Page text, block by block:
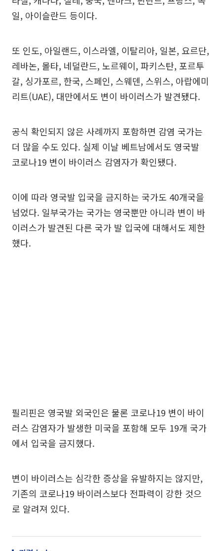
일, 아이슬란드 등이다.
또 인도, 아일랜드, 이스라엘, 이탈리아, 일본, 요르단,
레바논, 몰타, 네덜란드, 노르웨이, 파키스탄, 포르투
갈, 싱가포르, 한국, 스페인, 스웨덴, 스위스, 아랍에미
리트(UAE), 대만에서도 변이 바이러스가 발견됐다.
공식 확인되지 않은 사례까지 포함하면 감염 국가는
더 많을 수도 있다. 실제 이날 베트남에서도 영국발
코로나19 변이 바이러스 감염자가 확인됐다.
이에 따라 영국발 입국을 금지하는 국가도 40개국을
넘었다. 일부국가는 국가는 영국뿐만 아니라 변이 바
이러스가 발견된 다른 국가 발 입국에 대해서도 제한
했다.
필리핀은 영국발 외국인은 물론 코로나19 변이 바이
러스 감염자가 발생한 미국을 포함해 모두 19개 국가
에서 입국을 금지했다.
변이 바이러스는 심각한 증상을 유발하지는 않지만,
기존의 코로나19 바이러스보다 전파력이 강한 것으
로 알려져 있다.